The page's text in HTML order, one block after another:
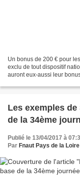
Un bonus de 200 € pour
exclu de tout dispositif
auront eux-aussi leur
Les exemples
de la 34ème
Publié le 13/04/2017 à
Par Fnaut Pays de la Loire